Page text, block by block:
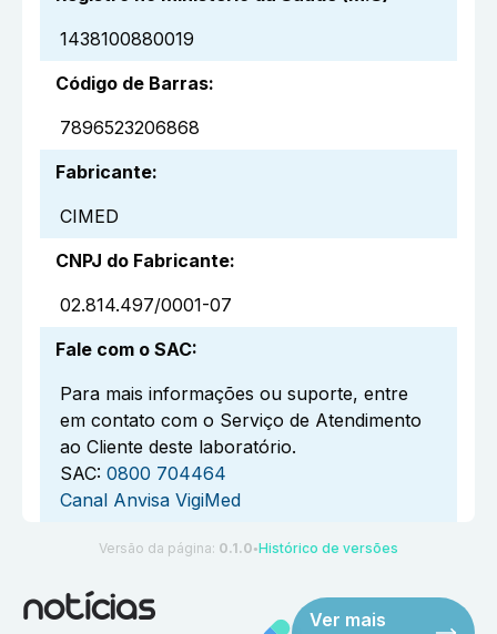
1438100880019
Código de Barras:
7896523206868
Fabricante:
CIMED
CNPJ do Fabricante:
02.814.497/0001-07
Fale com o SAC:
Para mais informações ou suporte, entre
em contato com o Serviço de Atendimento
ao Cliente deste laboratório.
SAC: 0800 704464
Canal Anvisa VigiMed
Versão da página: 0.1.0 ●Histórico de versões
notícias
Ver mais